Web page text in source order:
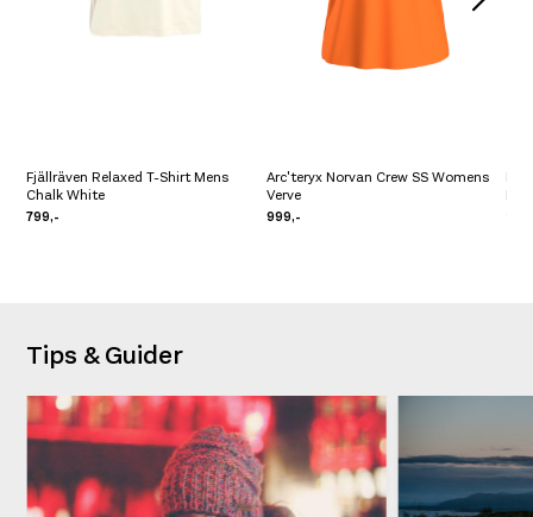
Fjällräven Relaxed T-Shirt Mens
Chalk White
799,-
Arc'teryx Norvan Crew SS Womens
Verve
999,-
Tips & Guider